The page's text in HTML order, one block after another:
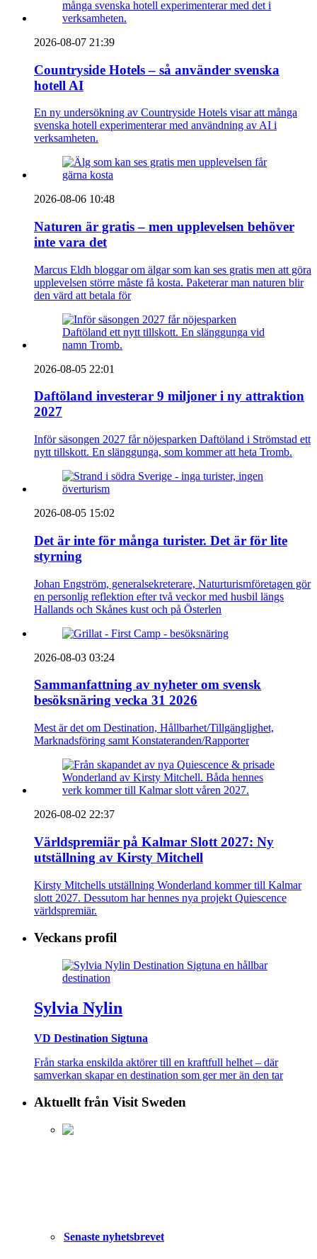
2026-08-07 21:39
Countryside Hotels – så använder svenska
hotell AI
En ny undersökning av Countryside Hotels visar att många
svenska hotell experimenterar med användning av AI i
verksamheten.
2026-08-06 10:48
Naturen är gratis – men upplevelsen behöver
inte vara det
Marcus Eldh bloggar om älgar som kan ses gratis men att göra
upplevelsen större måste få kosta. Paketerar man naturen blir
den värd att betala för
2026-08-05 22:01
Daftöland investerar 9 miljoner i ny attraktion
2027
Inför säsongen 2027 får nöjesparken Daftöland i Strömstad ett
nytt tillskott. En slänggunga, som kommer att heta Tromb.
2026-08-05 15:02
Det är inte för många turister. Det är för lite
styrning
Johan Engström, generalsekreterare, Naturturismföretagen gör
en personlig reflektion efter två veckor med husbil längs
Hallands och Skånes kust och på Österlen
2026-08-03 03:24
Sammanfattning av nyheter om svensk
besöksnäring vecka 31 2026
Mest är det om Destination, Hållbarhet/Tillgänglighet,
Marknadsföring samt Konstateranden/Rapporter
2026-08-02 22:37
Världspremiär på Kalmar Slott 2027: Ny
utställning av Kirsty Mitchell
Kirsty Mitchells utställning Wonderland kommer till Kalmar
slott 2027. Dessutom har hennes nya projekt Quiescence
världspremiär.
Veckans profil
Sylvia Nylin
VD Destination Sigtuna
Från starka enskilda aktörer till en kraftfull helhet – där
samverkan skapar en destination som ger mer än den tar
Aktuellt från Visit Sweden
Senaste nyhetsbrevet